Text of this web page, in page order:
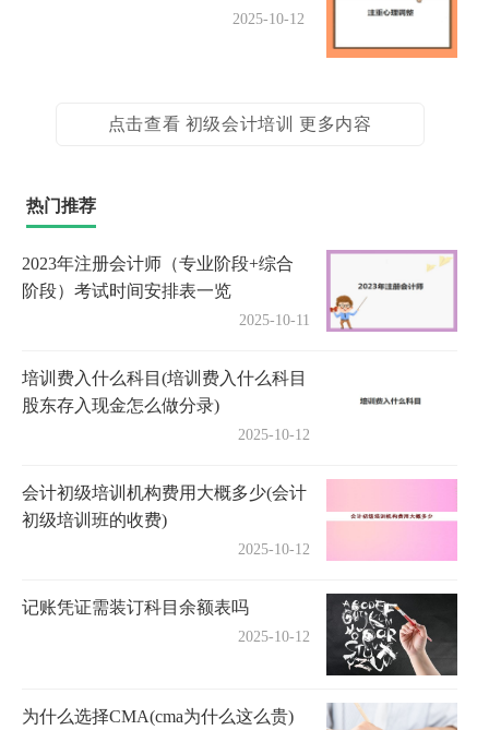
2025-10-12
点击查看 初级会计培训 更多内容
热门推荐
2023年注册会计师（专业阶段+综合
阶段）考试时间安排表一览
2025-10-11
培训费入什么科目(培训费入什么科目
股东存入现金怎么做分录)
2025-10-12
会计初级培训机构费用大概多少(会计
初级培训班的收费)
2025-10-12
记账凭证需装订科目余额表吗
2025-10-12
为什么选择CMA(cma为什么这么贵)